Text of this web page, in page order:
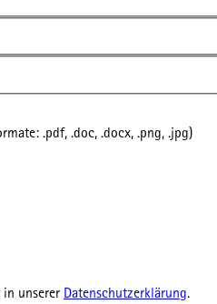
.pdf, .doc, .docx, .png, .jpg)
unserer Datenschutzerklärung.